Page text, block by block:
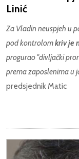
Linić
Za Vladin neuspjeh u
pod kontrolomkriv je
progurao "divljački
prema zaposlenima u
predsjednik Matic